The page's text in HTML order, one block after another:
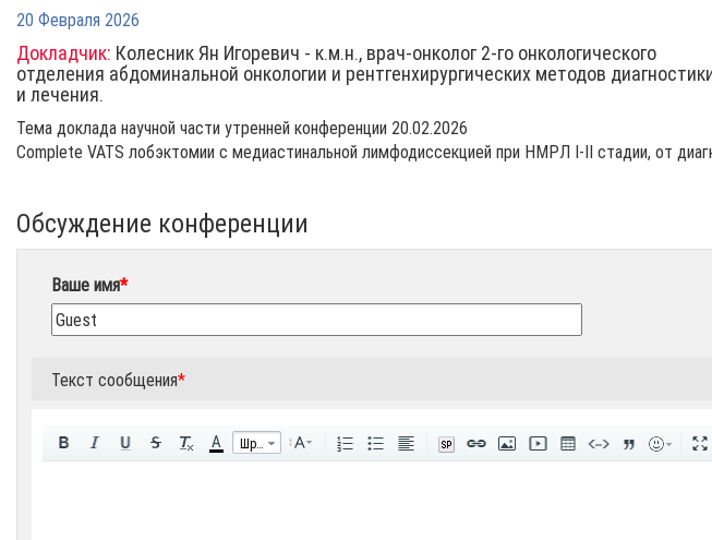
20 Февраля 2026
Докладчик: Колесник Ян Игоревич - к.м.н., врач-онколог 2-го онкологического
отделения абдоминальной онкологии и рентгенхирургических методов
и лечения.
Тема доклада научной части утренней конференции 20.02.2026
Complete VATS лобэктомии с медиастинальной лимфодиссекцией при НМРЛ I-II стадии, от
Обсуждение конференции
Ваше имя*
Текст сообщения*
A Шрифт